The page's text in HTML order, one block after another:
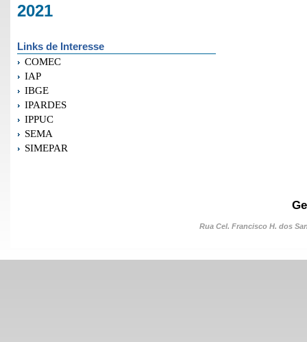
2021
Links de Interesse
COMEC
IAP
IBGE
IPARDES
IPPUC
SEMA
SIMEPAR
Rua Cel. Francisco H. dos